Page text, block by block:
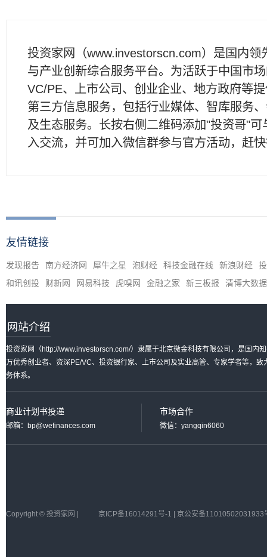
投资家网（www.investorscn.com）是国内领
与产业创新综合服务平台。为活跃于中国市
VC/PE、上市公司、创业企业、地方政府等
第三方信息服务，包括行业媒体、智库服务
及生态服务。长按右侧二维码添加"投资哥"可
入交流，并可加入微信群参与官方活动，赶
友情链接
发现报告 南方经济网 犀牛之星 泡财经 科技金融在线 新浪财经
和讯创投
财新网 网易科技 虎嗅网 金融之家 新三板报 清博大数据
网站介绍
投资家网（http://www.investorscn.com/）隶属于北京微金科技有限公司，是国内
万优秀创业者、资深PE/VC、投资银行家、上市公司及实业高管、专家学者等，
务体系。
商业计划书投递
邮箱：bp@wefinances.com
市场合作
微信：yangqin6060
Copyright © 投资家网 | 京ICP备16014291号-1 | 京公安备11010502031933